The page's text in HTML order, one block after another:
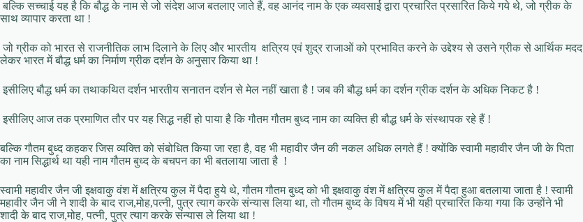
बल्कि सच्चाई यह है कि बौद्ध के नाम से जो संदेश आज बतलाए जाते हैं, वह आनंद नाम के एक व्यवसाई द्वारा प्रचारित प्रसारित किये गये थे, जो ग्रीक के
साथ व्यापार करता था !
जो ग्रीक को भारत से राजनीतिक लाभ दिलाने के लिए और भारतीय क्षत्रिय एवं शुद्र राजाओं को प्रभावित करने के उद्देश्य से उसने ग्रीक से आर्थिक मदद
लेकर भारत में बौद्ध धर्म का निर्माण ग्रीक दर्शन के अनुसार किया था !
इसीलिए बौद्ध धर्म का तथाकथित दर्शन भारतीय सनातन दर्शन से मेल नहीं खाता है ! जब की बौद्ध धर्म का दर्शन ग्रीक दर्शन के अधिक निकट है !
इसीलिए आज तक प्रमाणित तौर पर यह सिद्ध नहीं हो पाया है कि गौतम गौतम बुध्द नाम का व्यक्ति ही बौद्ध धर्म के संस्थापक रहे हैं !
बल्कि गौतम बुध्द कहकर जिस व्यक्ति को संबोधित किया जा रहा है, वह भी महावीर जैन की नकल अधिक लगते हैं ! क्योंकि स्वामी महावीर जैन जी के पिता
का नाम सिद्धार्थ था यही नाम गौतम बुध्द के बचपन का भी बतलाया जाता है !
स्वामी महावीर जैन जी इक्षवाकु वंश में क्षत्रिय कुल में पैदा हुये थे, गौतम गौतम बुध्द को भी इक्षवाकु वंश में क्षत्रिय कुल में पैदा हुआ बतलाया जाता है ! स्वामी
महावीर जैन जी ने शादी के बाद राज,मोह,पत्नी, पुत्र त्याग करके संन्यास लिया था, तो गौतम बुध्द के विषय में भी यही प्रचारित किया गया कि उन्होंने भी
शादी के बाद राज,मोह, पत्नी, पुत्र त्याग करके संन्यास ले लिया था !